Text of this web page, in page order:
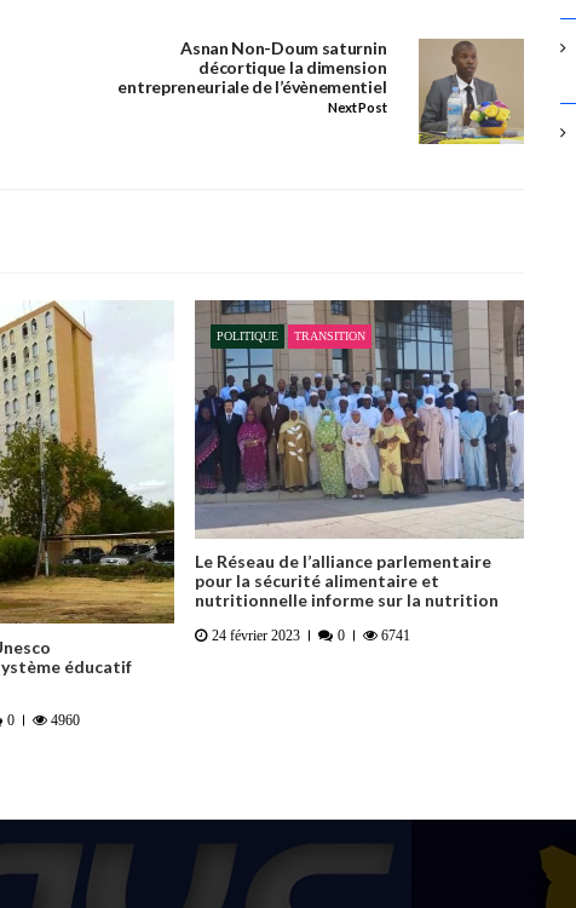
Asnan Non-Doum saturnin
décortique la dimension
entrepreneuriale de l’évènementiel
Next Post
éducatif
0 4960
POLITIQUE TRANSITION
Le Réseau de l’alliance parlementaire
pour la sécurité alimentaire et
nutritionnelle informe sur la nutrition
24 février 2023 0 6741